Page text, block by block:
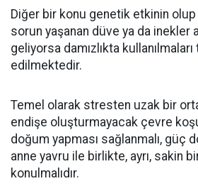
Diğer bir konu genetik etkinin olup
sorun yaşanan düve ya da inekler
geliyorsa damızlıkta
edilmektedir.
Temel olarak stresten uzak bir
endişe oluşturmayacak çevre
doğum yapması sağlanmalı, güç
anne yavru ile birlikte, ayrı, sakin
konulmalıdır.